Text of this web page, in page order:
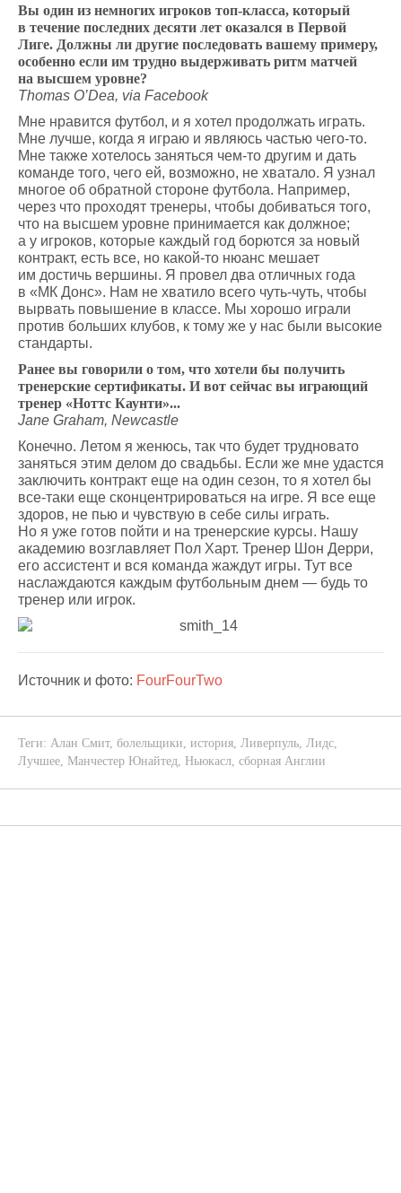
Вы один из немногих игроков топ-класса, который
в течение последних десяти лет оказался в Первой
Лиге. Должны ли другие последовать вашему примеру,
особенно если им трудно выдерживать ритм матчей
на высшем уровне?
Thomas O’Dea, via Facebook
Мне нравится футбол, и я хотел продолжать играть.
Мне лучше, когда я играю и являюсь частью чего-то.
Мне также хотелось заняться чем-то другим и дать
команде того, чего ей, возможно, не хватало. Я узнал
многое об обратной стороне футбола. Например,
через что проходят тренеры, чтобы добиваться того,
что на высшем уровне принимается как должное;
а у игроков, которые каждый год борются за новый
контракт, есть все, но какой-то нюанс мешает
им достичь вершины. Я провел два отличных года
в «МК Донс». Нам не хватило всего чуть-чуть, чтобы
вырвать повышение в классе. Мы хорошо играли
против больших клубов, к тому же у нас были высокие
стандарты.
Ранее вы говорили о том, что хотели бы получить
тренерские сертификаты. И вот сейчас вы играющий
тренер «Ноттс Каунти»...
Jane Graham, Newcastle
Конечно. Летом я женюсь, так что будет трудновато
заняться этим делом до свадьбы. Если же мне удастся
заключить контракт еще на один сезон, то я хотел бы
все-таки еще сконцентрироваться на игре. Я все еще
здоров, не пью и чувствую в себе силы играть.
Но я уже готов пойти и на тренерские курсы. Нашу
академию возглавляет Пол Харт. Тренер Шон Дерри,
его ассистент и вся команда жаждут игры. Тут все
наслаждаются каждым футбольным днем — будь то
тренер или игрок.
Источник и фото: FourFourTwo
Теги: Алан Смит, болельщики история Ливерпуль Лидс
Лучшее Манчестер Юнайтед Ньюкасл сборная Англии